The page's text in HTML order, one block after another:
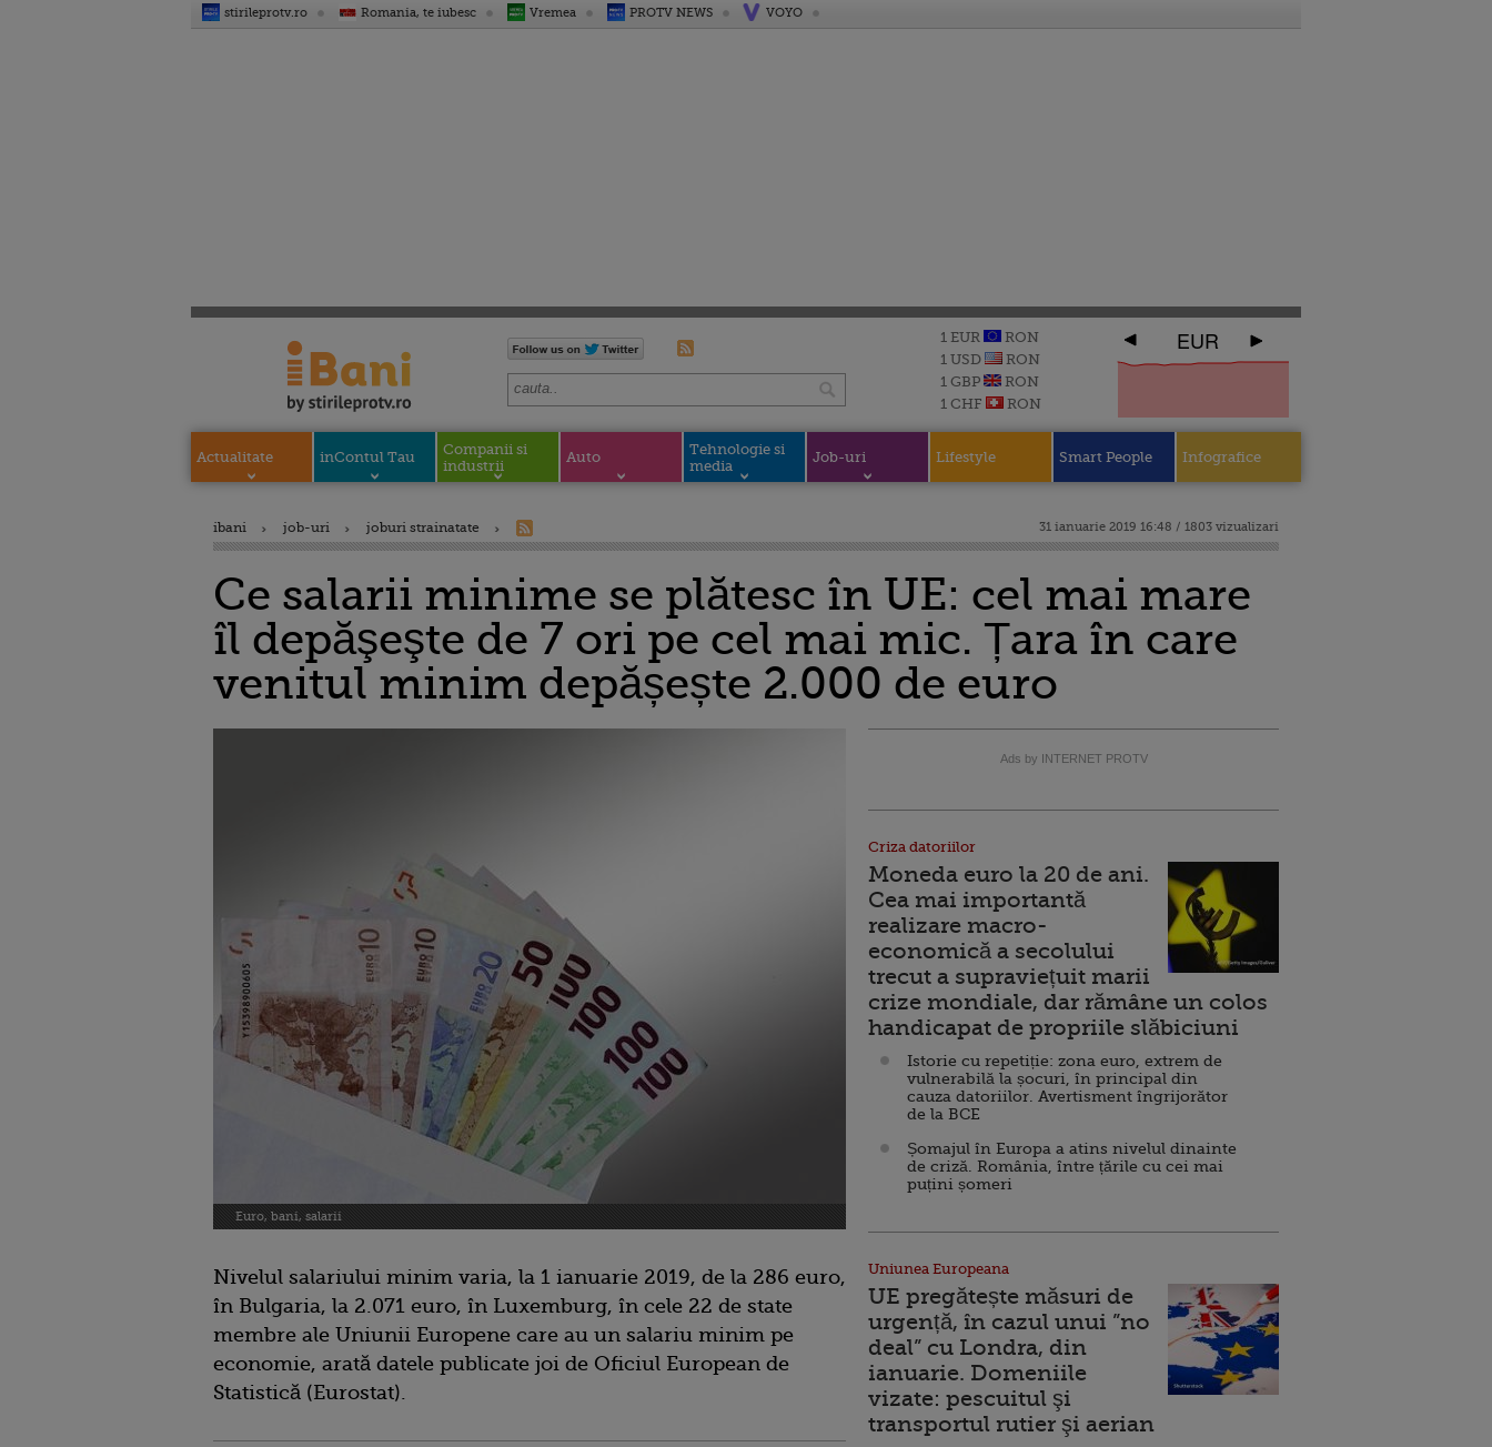
stirileprotv.ro Romania, te iubesc Vremea PROTV NEWS VOYO
1 EUR
RON
1 USD
RON
1 GBP
RON
1 CHF
RON
EUR
Actualitate inContul Tau
Companii si
industrii
Auto
Tehnologie si
media
Job-uri Lifestyle Smart People Infografice
ibani job-uri joburi strainatate 31 ianuarie 2019 16:48 / 1803 vizualizari
Ce salarii minime se plătesc în UE: cel mai mare
îl depăşeşte de 7 ori pe cel mai mic. Țara în care
venitul minim depășește 2.000 de euro
Euro, bani, salarii
Nivelul salariului minim varia, la 1 ianuarie 2019, de la 286 euro,
în Bulgaria, la 2.071 euro, în Luxemburg, în cele 22 de state
membre ale Uniunii Europene care au un salariu minim pe
economie, arată datele publicate joi de Oficiul European de
Statistică (Eurostat).
Ads by INTERNET PROTV
Criza datoriilor
Moneda euro la 20 de ani.
Cea mai importantă
realizare macro-
economică a secolului
trecut a supraviețuit marii
crize mondiale, dar rămâne un colos
handicapat de propriile slăbiciuni
Istorie cu repetiție: zona euro, extrem de
vulnerabilă la șocuri, în principal din
cauza datoriilor. Avertisment îngrijorător
de la BCE
Șomajul în Europa a atins nivelul dinainte
de criză. România, între țările cu cei mai
puțini șomeri
Uniunea Europeana
UE pregătește măsuri de
urgență, în cazul unui ”no
deal” cu Londra, din
ianuarie. Domeniile
vizate: pescuitul şi
transportul rutier şi aerian